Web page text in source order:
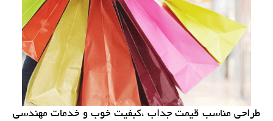
طراحی مناسب قیمت جداب ،كبفیت خوب و خدمات مهندسی